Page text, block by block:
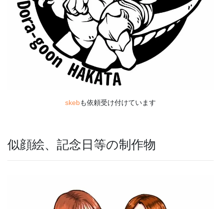
skebも依頼受け付けています
似顔絵、記念日等の制作物